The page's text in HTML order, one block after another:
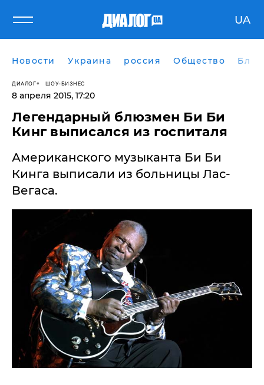
UA
Новости Украина россия Общество
ДИАЛОГ ШОУ-БИЗНЕС
8 апреля 2015, 17:20
Легендарный блюзмен Би Би
Кинг выписался из госпиталя
Американского музыканта Би Би
Кинга выписали из больницы Лас-
Вегаса.